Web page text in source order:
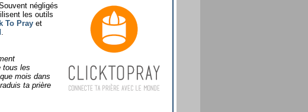
négligés
les outils
To Pray et
tous les
mois dans
ta prière